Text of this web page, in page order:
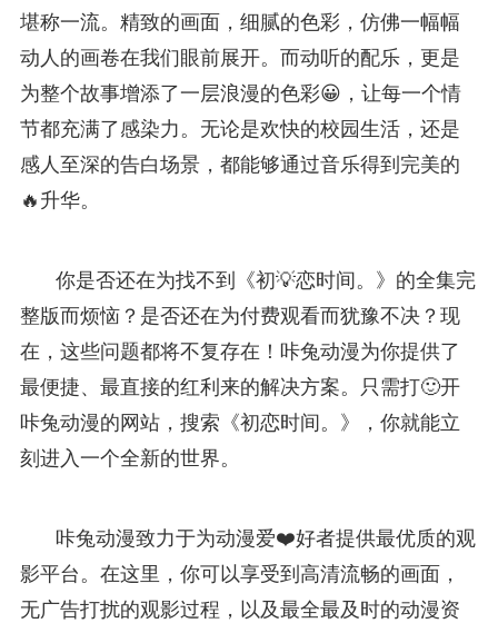
堪称一流。精致的画面，细腻的色彩，仿佛一幅幅
动人的画卷在我们眼前展开。而动听的配乐，更是
为整个故事增添了一层浪漫的色彩😀，让每一个情
节都充满了感染力。无论是欢快的校园生活，还是
感人至深的告白场景，都能够通过音乐得到完美的
🔥升华。
你是否还在为找不到《初💡恋时间。》的全集完
整版而烦恼？是否还在为付费观看而犹豫不决？现
在，这些问题都将不复存在！咔兔动漫为你提供了
最便捷、最直接的红利来的解决方案。只需打🙂开
咔兔动漫的网站，搜索《初恋时间。》，你就能立
刻进入一个全新的世界。
咔兔动漫致力于为动漫爱❤️好者提供最优质的观
影平台。在这里，你可以享受到高清流畅的画面，
无广告打扰的观影过程，以及最全最及时的动漫资